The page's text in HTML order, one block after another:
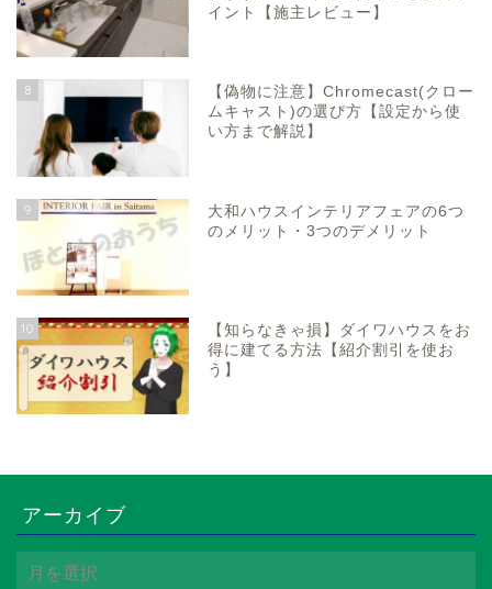
イント【施主レビュー】
8
【偽物に注意】Chromecast(クロー
ムキャスト)の選び方【設定から使
い方まで解説】
9
大和ハウスインテリアフェアの6つ
のメリット・3つのデメリット
10
【知らなきゃ損】ダイワハウスをお
得に建てる方法【紹介割引を使お
う】
アーカイブ
ア
ー